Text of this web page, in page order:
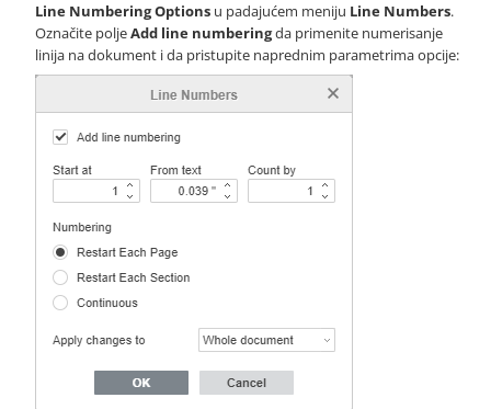
Line Numbering Options u padajućem meniju Line Numbers.
Označite poljeAdd line numberingda primenite numerisanje
linija na dokument i da pristupite naprednim parametrima opcije: